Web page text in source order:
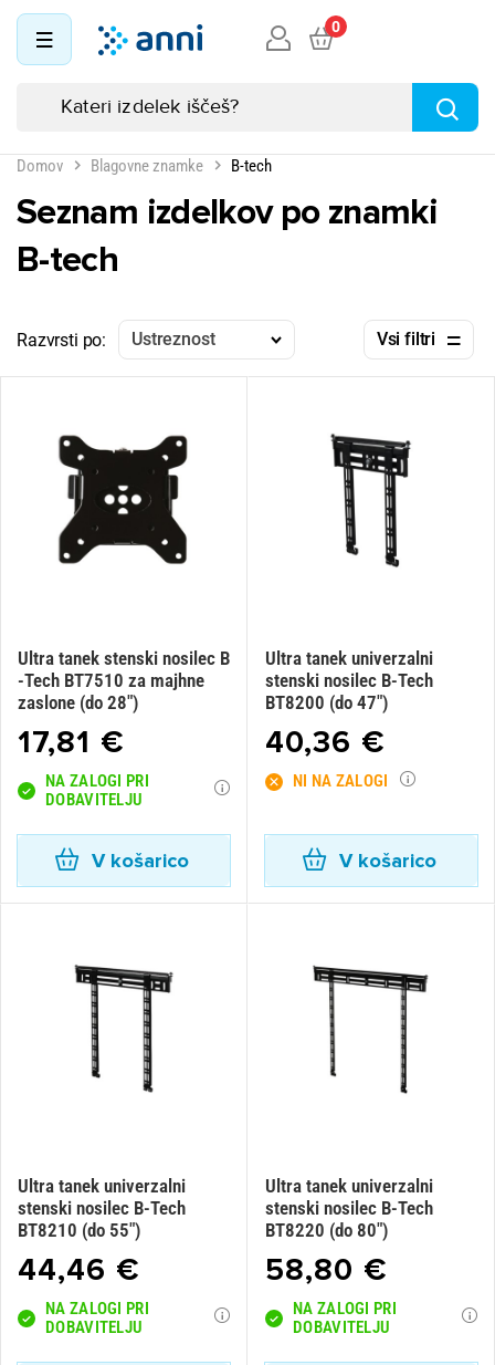
0
Domov Blagovne znamke B-tech
Seznam izdelkov po znamki
B-tech
Razvrsti po: Ustreznost Vsi filtri
Ultra tanek stenski nosilec B
-Tech BT7510 za majhne
zaslone (do 28")
17,81 €
NA ZALOGI PRI
DOBAVITELJU
V košarico
Ultra tanek univerzalni
stenski nosilec B-Tech
BT8200 (do 47")
40,36 €
NI NA ZALOGI
V košarico
Ultra tanek univerzalni
stenski nosilec B-Tech
BT8210 (do 55")
44,46 €
NA ZALOGI PRI
DOBAVITELJU
Ultra tanek univerzalni
stenski nosilec B-Tech
BT8220 (do 80")
58,80 €
NA ZALOGI PRI
DOBAVITELJU